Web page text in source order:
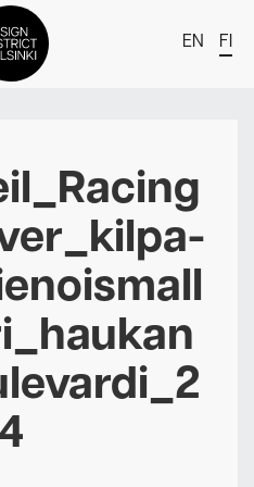
EN FI
jäsenyydestä
4